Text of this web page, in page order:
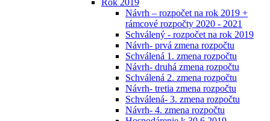
Rok 2019
Návrh – rozpočet na rok 2019 +
rámcové rozpočty 2020 - 2021
Schválený - rozpočet na rok 2019
Návrh- prvá zmena rozpočtu
Schválená 1. zmena rozpočtu
Návrh- druhá zmena rozpočtu
Schválená 2. zmena rozpočtu
Návrh- tretia zmena rozpočtu
Schválená- 3. zmena rozpočtu
Návrh- 4. zmena rozpočtu